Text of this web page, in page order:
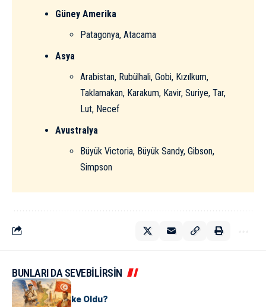
Güney Amerika
Patagonya, Atacama
Asya
Arabistan, Rubülhali, Gobi, Kızılkum,
Taklamakan, Karakum, Kavir, Suriye, Tar,
Lut, Necef
Avustralya
Büyük Victoria, Büyük Sandy, Gibson,
Simpson
BUNLARI DA SEVEBİLİRSİN
KÜLTÜR
Tunus Nasıl Ülke Oldu?